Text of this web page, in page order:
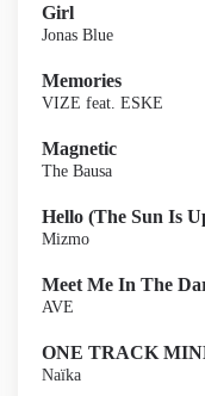
Girl
Jonas Blue
Memories
VIZE feat. ESKE
Magnetic
The Bausa
Hello (The Sun Is
Mizmo
Meet Me In The
AVE
ONE TRACK
Naïka